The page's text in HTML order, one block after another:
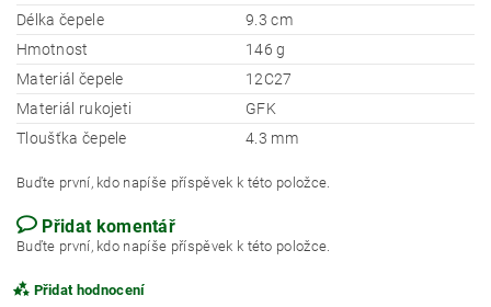
Délka čepele
9.3 cm
Hmotnost
146 g
Materiál čepele
12C27
Materiál rukojeti
GFK
Tloušťka čepele
4.3 mm
Buďte první, kdo napíše příspěvek k této položce.
Přidat komentář
Buďte první, kdo napíše příspěvek k této položce.
Přidat hodnocení